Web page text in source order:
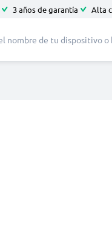
3 años de garantía Alta